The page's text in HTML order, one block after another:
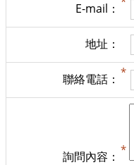
E-mail：
地址：
聯絡電話：
詢問內容：